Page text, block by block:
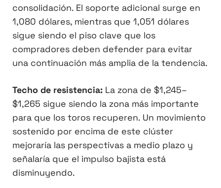
consolidación. El soporte adicional surge en
1,080 dólares, mientras que 1,051 dólares
sigue siendo el piso clave que los
compradores deben defender para evitar
una continuación más amplia de la tendencia.
Techo de resistencia: La zona de $1,245–
$1,265 sigue siendo la zona más importante
para que los toros recuperen. Un movimiento
sostenido por encima de este clúster
mejoraría las perspectivas a medio plazo y
señalaría que el impulso bajista está
disminuyendo.